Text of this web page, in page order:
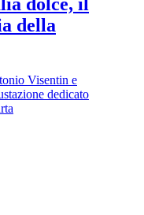
della
Visentin e
dedicato